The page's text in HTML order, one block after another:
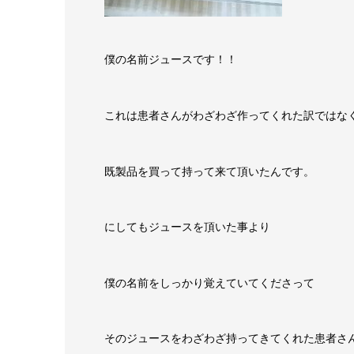
僕の名前ジュースです！！
これは患者さんがわざわざ作ってくれた訳ではな
既製品を買って持って来て頂いたんです。
にしてもジュースを頂いた事より
僕の名前をしっかり覚えていてくださって
そのジュースをわざわざ持ってきてくれた患者さ